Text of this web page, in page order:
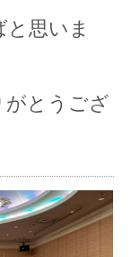
思いま
とうござ